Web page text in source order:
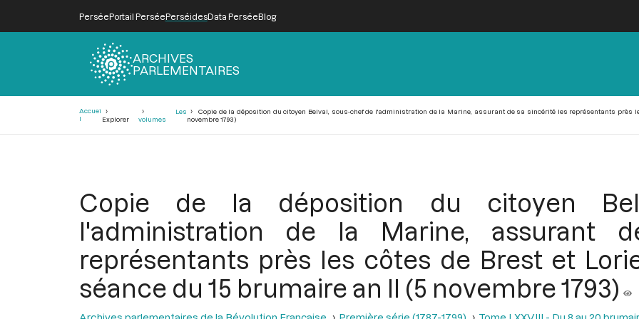
PerséePortail PerséePerséidesData PerséeBlog
ARCHIVES
PARLEMENTAIRES
Accuei
l
Explorer
Les
volumes
Copie de la déposition du citoyen Belval, sous-chef de l'administration de la Marine, assurant de sa sincérité les représentants près
novembre 1793)
Copie de la déposition du citoyen
l'administration de la Marine, assurant
représentants près les côtes de Brest et
séance du 15 brumaire an II (5 novembre 1793)